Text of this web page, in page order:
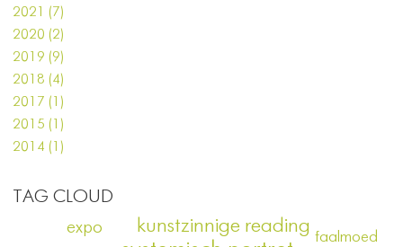
2021 (7)
2020 (2)
2019 (9)
2018 (4)
2017 (1)
2015 (1)
2014 (1)
TAG CLOUD
kunstzinnige reading
expo
faalmoed